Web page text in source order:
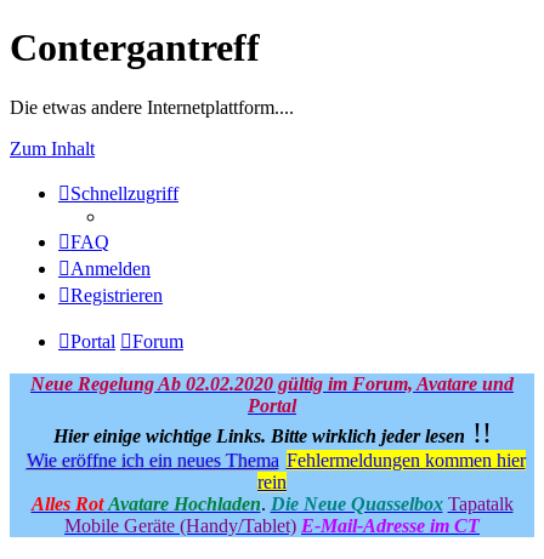
Contergantreff
Die etwas andere Internetplattform....
Zum Inhalt
Schnellzugriff
FAQ
Anmelden
Registrieren
Portal Forum
Neue Regelung Ab 02.02.2020 gültig im Forum, Avatare und
Portal
Hier einige wichtige Links. Bitte wirklich jeder lesen !!
Wie eröffne ich ein neues Thema Fehlermeldungen kommen hier
rein
Alles Rot Avatare Hochladen. Die Neue Quasselbox Tapatalk
Mobile Geräte (Handy/Tablet) E-Mail-Adresse im CT